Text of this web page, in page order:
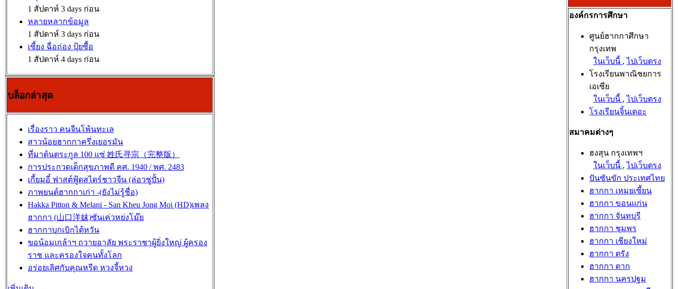
1 สัปดาห์ 3 days ก่อน
หลายหลากข้อมูล
1 สัปดาห์ 3 days ก่อน
เซี้ยง ฉื่อถ่อง ปุ้ยซื้อ
1 สัปดาห์ 4 days ก่อน
บล็อกล่าสุด
เรื่องราว คนจีนโพ้นทะเล
สาวน้อยฮากกาครึ่งเยอรมัน
ที่มาต้นตระกูล 100 แซ่ 姓氏寻宗（完整版）
การประกวดเด็กสุขภาพดี คศ. 1940 / พศ. 2483
เกี้ยมอี๋ ฟาสต์ฟู้ดสไตร์ชาวจีน (ล่อวชู่ปั้น)
ภาพยนต์ฮากกาเก่า -(ยังไม่รู้ชื่อ)
Hakka Pitton & Melani - San Kheu Jong Moi (HD)เพลง
ฮากกา (山口洋妺)ซันเค่วหย่งโม๊ย
ฮากกาบุกเบิกไต้หวัน
ขอน้อมเกล้าฯ ถวายอาลัย พระราชาผู้ยิ่งใหญ่ ผู้ครอง
ราช และครองใจคนทั้งโลก
อร่อยเลิศกับคุณหรีด หวงจี้หวง
องค์กรการศึกษา
ศูนย์ฮากกาศึกษา
กรุงเทพ
ในเว็บนี้ ,ไปเว็บตรง
โรงเรียนพาณิชยการ
เอเซีย
ในเว็บนี้ ,ไปเว็บตรง
โรงเรียนจิ้นเตอะ
สมาคมต่างๆ
ฮงสุน กรุงเทพฯ
ในเว็บนี้ ,ไปเว็บตรง
ปันซันขัก ประเทศไทย
ฮากกา เหมยเซี้ยน
ฮากกา ขอนแก่น
ฮากกา จันทบุรี
ฮากกา ชุมพร
ฮากกา เชียงใหม่
ฮากกา ตรัง
ฮากกา ตาก
ฮากกา นครปฐม